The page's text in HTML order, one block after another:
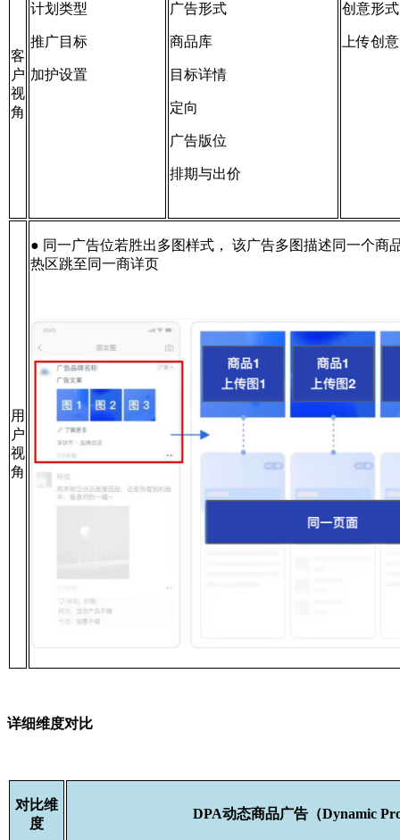
客
户
视
角
计划类型
推广目标
加护设置
广告形式
商品库
目标详情
定向
广告版位
排期与出价
创意形式
上传创意
用
户
视
角
● 同一广告位若胜出多图样式， 该广告多图描述同一个商
热区跳至同一商详页
详细维度对比
对比维
度
DPA动态商品广告（Dynamic